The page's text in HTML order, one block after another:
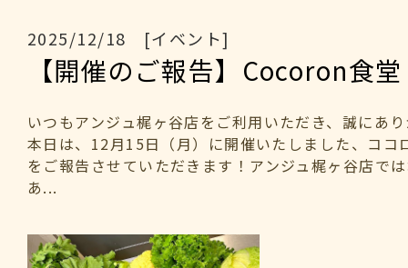
2025/12/18 [イベント]
【開催のご報告】Cocoron食堂
いつもアンジュ梶ヶ谷店をご利用いただき、誠にあ
本日は、12月15日（月）に開催いたしました、ココ
をご報告させていただきます！アンジュ梶ヶ谷店で
あ...